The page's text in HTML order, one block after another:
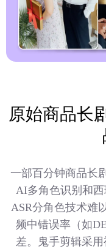
原始商品长
一部百分钟商品长
AI多角色识别和
ASR分角色技术难
频中错误率（如
差。鬼手剪辑采